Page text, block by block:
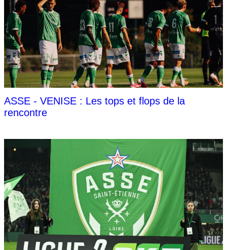
ASSE - VENISE : Les tops et flops de la
rencontre